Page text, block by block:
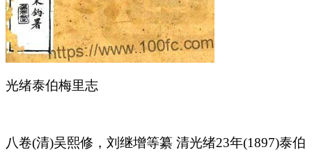
光绪泰伯梅里志
八卷(清)吴熙修，刘继增等纂 清光绪23年(1897)泰伯